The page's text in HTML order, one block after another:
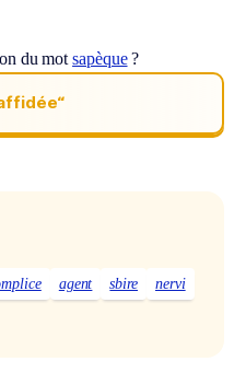
du motsapèque?
agent sbire
nervi